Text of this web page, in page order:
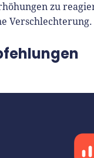
zu
Verschlechterung.